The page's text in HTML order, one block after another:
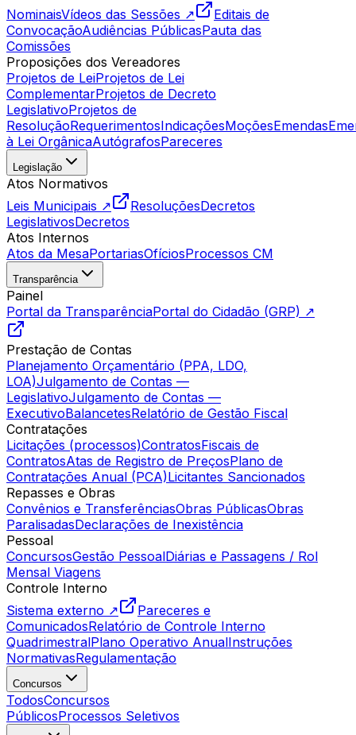
NominaisVídeos das Sessões ↗
Editais de
ConvocaçãoAudiências PúblicasPauta das
Comissões
Proposições dos Vereadores
Projetos de LeiProjetos de Lei
ComplementarProjetos de Decreto
LegislativoProjetos de
ResoluçãoRequerimentosIndicaçõesMoçõesEmendas
à Lei OrgânicaAutógrafosPareceres
Legislação
Atos Normativos
Leis Municipais ↗
ResoluçõesDecretos
LegislativosDecretos
Atos Internos
Atos da MesaPortariasOfíciosProcessos CM
Transparência
Painel
Portal da TransparênciaPortal do Cidadão (GRP) ↗
Prestação de Contas
Planejamento Orçamentário (PPA, LDO,
LOA)Julgamento de Contas —
LegislativoJulgamento de Contas —
ExecutivoBalancetesRelatório de Gestão Fiscal
Contratações
Licitações (processos)ContratosFiscais de
ContratosAtas de Registro de PreçosPlano de
Contratações Anual (PCA)Licitantes Sancionados
Repasses e Obras
Convênios e TransferênciasObras PúblicasObras
ParalisadasDeclarações de Inexistência
Pessoal
ConcursosGestão PessoalDiárias e Passagens / Rol
Mensal Viagens
Controle Interno
Sistema externo ↗
Pareceres e
ComunicadosRelatório de Controle Interno
QuadrimestralPlano Operativo AnualInstruções
NormativasRegulamentação
Concursos
TodosConcursos
PúblicosProcessos Seletivos